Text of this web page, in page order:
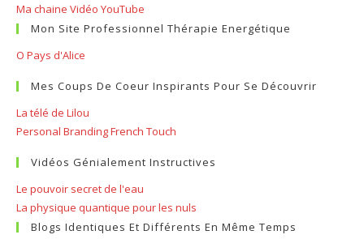
Ma chaine Vidéo YouTube
Mon Site Professionnel Thérapie Energétique
O Pays d'Alice
Mes Coups De Coeur Inspirants Pour Se Découvrir
La télé de Lilou
Personal Branding French Touch
Vidéos Génialement Instructives
Le pouvoir secret de l'eau
La physique quantique pour les nuls
Blogs Identiques Et Différents En Même Temps